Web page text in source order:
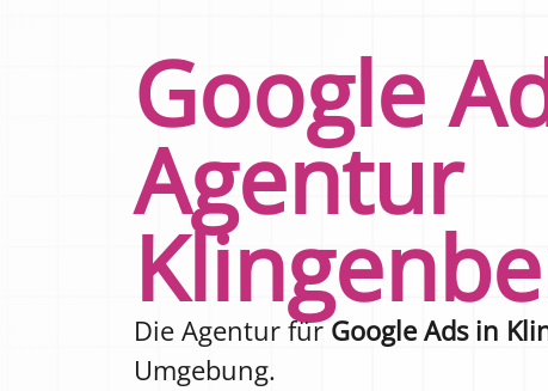
Google
Agentur
Die Agentur fürGoogle Ads in
Umgebung.